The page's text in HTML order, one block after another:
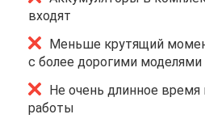
входят
Меньше крутящий
с более дорогими моделями
Не очень длинное
работы